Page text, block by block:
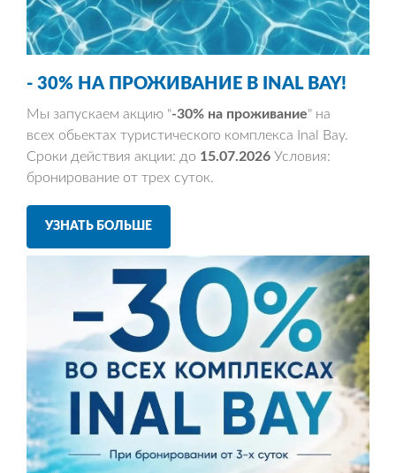
- 30% НА ПРОЖИВАНИЕ В INAL BAY!
Мы запускаем акцию "-30% на проживание" на
всех обьектах туристического комплекса Inal Bay.
Сроки действия акции: до 15.07.2026 Условия:
бронирование от трех суток.
УЗНАТЬ БОЛЬШЕ